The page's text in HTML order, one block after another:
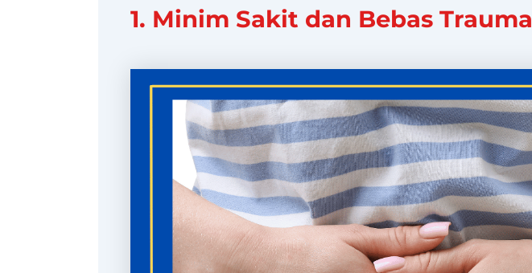
1. Minim Sakit dan Bebas Trauma